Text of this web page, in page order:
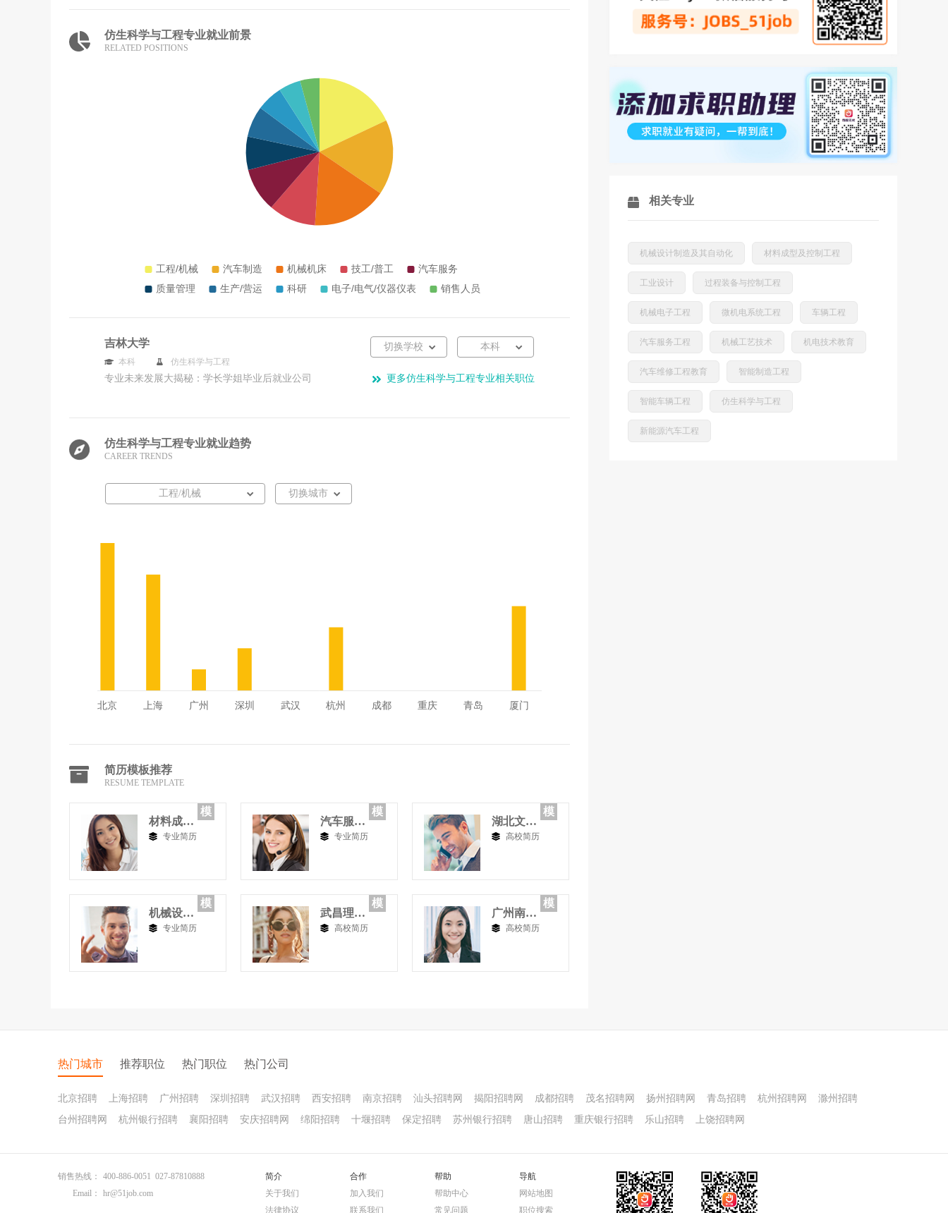
仿生科学与工程专业就业前景
RELATED POSITIONS
吉林大学
本科 仿生科学与工程
专业未来发展大揭秘：学长学姐毕业后就业公司
切换学校 本科
更多仿生科学与工程专业相关职位
仿生科学与工程专业就业趋势
CAREER TRENDS
工程/机械 切换城市
简历模板推荐
RESUME TEMPLATE
模
材料成型与控制工程
专业简历
模
汽车服务工程
专业简历
模
湖北文理学院
高校简历
模
机械设计制造与自动化
专业简历
模
武昌理工学院
高校简历
模
广州南洋理工职业学院
高校简历
相关专业
机械设计制造及其自动化 材料成型及控制工程
工业设计 过程装备与控制工程
机械电子工程 微机电系统工程 车辆工程
汽车服务工程 机械工艺技术 机电技术教育
汽车维修工程教育 智能制造工程
智能车辆工程 仿生科学与工程
新能源汽车工程
热门城市 推荐职位 热门职位 热门公司
北京招聘 上海招聘 广州招聘 深圳招聘 武汉招聘 西安招聘 南京招聘 汕头招聘网 揭阳招聘网 成都招聘 茂名招聘网 扬州招聘网 青岛招聘 杭州招聘网
滁州招聘
台州招聘网
杭州银行招聘 襄阳招聘 安庆招聘网 绵阳招聘 十堰招聘 保定招聘 苏州银行招聘 唐山招聘 重庆银行招聘 乐山招聘 上饶招聘网
销售热线：
400-886-0051 027-87810888
Email：
hr@51job.com
简介
关于我们
法律协议
合作
加入我们
联系我们
帮助
帮助中心
常见问题
导航
网站地图
职位搜索